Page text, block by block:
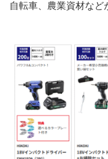
自転車、農業資材など